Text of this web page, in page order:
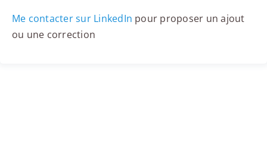
Me contacter sur LinkedIn pour proposer un ajout
ou une correction